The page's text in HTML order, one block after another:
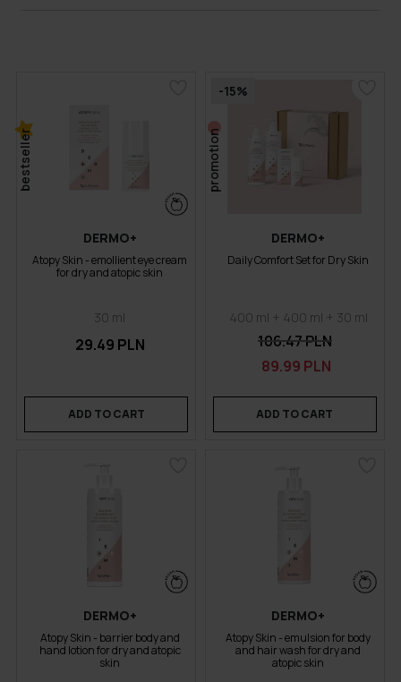
bestseller
DERMO+
Atopy Skin - emollient eye cream
for dry and atopic skin
30 ml
29.49 PLN
ADD TO CART
-15%
promotion
DERMO+
Daily Comfort Set for Dry Skin
400 ml + 400 ml + 30 ml
106.47 PLN
89.99 PLN
ADD TO CART
DERMO+
Atopy Skin - barrier body and
hand lotion for dry and atopic
skin
DERMO+
Atopy Skin - emulsion for body
and hair wash for dry and
atopic skin